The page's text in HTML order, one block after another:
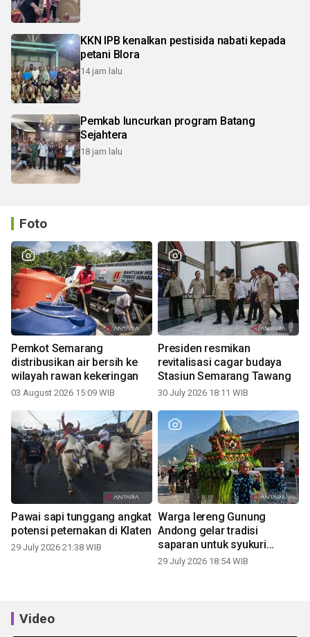
KKN IPB kenalkan pestisida nabati kepada
petani Blora
14 jam lalu
Pemkab luncurkan program Batang
Sejahtera
18 jam lalu
Foto
Pemkot Semarang
distribusikan air bersih ke
wilayah rawan kekeringan
03 August 2026 15:09 WIB
Presiden resmikan
revitalisasi cagar budaya
Stasiun Semarang Tawang
30 July 2026 18:11 WIB
Pawai sapi tunggang angkat
potensi peternakan di Klaten
29 July 2026 21:38 WIB
Warga lereng Gunung
Andong gelar tradisi
saparan untuk syukuri
panen
29 July 2026 18:54 WIB
Video